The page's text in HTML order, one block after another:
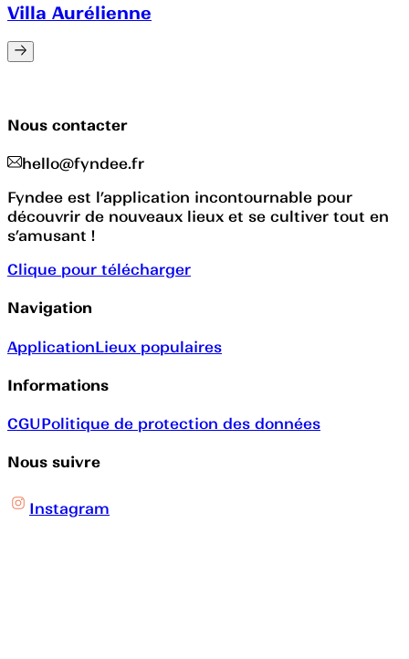
Villa Aurélienne
Nous contacter
hello@fyndee.fr
Fyndee est l’application incontournable pour
découvrir de nouveaux lieux et se cultiver tout en
s’amusant !
Clique pour télécharger
Navigation
ApplicationLieux populaires
Informations
CGUPolitique de protection des données
Nous suivre
Instagram